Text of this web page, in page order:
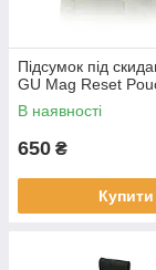
Підсумок під
GU Mag Reset
В наявності
650 ₴
Купити